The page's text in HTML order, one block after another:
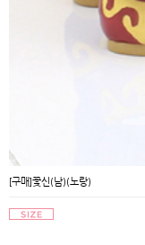
[구매]꽃신(남)(노랑)